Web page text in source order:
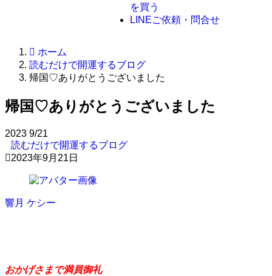
を買う
LINEご依頼・問合せ
ホーム
読むだけで開運するブログ
帰国♡ありがとうございました
帰国♡ありがとうございました
2023 9/21
読むだけで開運するブログ
2023年9月21日
響月 ケシー
おかげさまで満員御礼